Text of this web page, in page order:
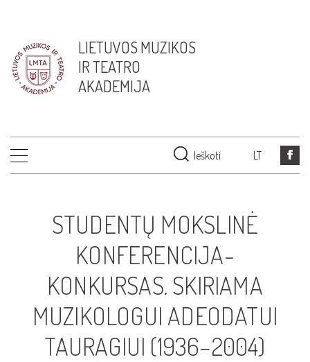
LIETUVOS MUZIKOS
IR TEATRO
AKADEMIJA
Ieškoti LT
STUDENTŲ MOKSLINĖ
KONFERENCIJA-
KONKURSAS. SKIRIAMA
MUZIKOLOGUI ADEODATUI
TAURAGIUI (1936–2004)